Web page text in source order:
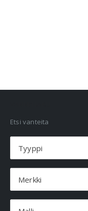
Etsi vanteita
Tyyppi
Merkki